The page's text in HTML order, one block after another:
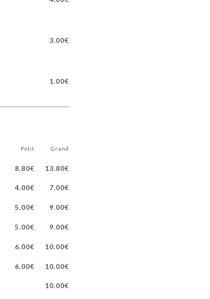
3.00€
1.00€
Petit Grand
8.80€ 13.80€
4.00€ 7.00€
5.00€ 9.00€
5.00€ 9.00€
6.00€ 10.00€
6.00€ 10.00€
10.00€